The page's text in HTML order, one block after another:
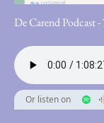
De Carend Podcast
Or listen on